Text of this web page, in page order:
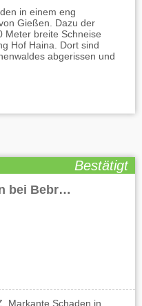
in einem eng
Gießen. Dazu der
Meter breite Schneise
Hof Haina. Dort sind
abgerissen und
Bestätigt
Stolzhausen bei Bebra(HE)
Markante Schaden in